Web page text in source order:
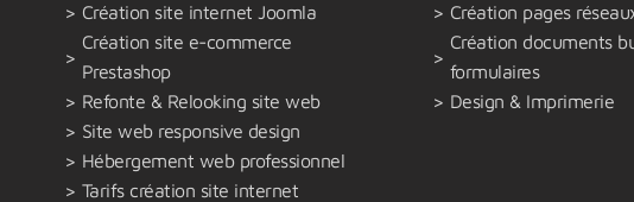
Création site internet Joomla
Création site e-commerce
Prestashop
Refonte & Relooking site web
Site web responsive design
Hébergement web professionnel
Tarifs création site internet
Création pages
Création documents
formulaires
Design & Imprimerie